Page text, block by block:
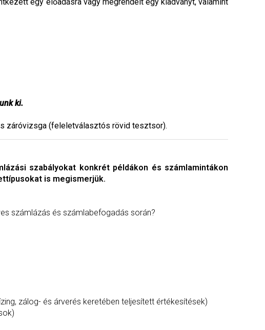
ki.
záróvizsga (feleletválasztós rövid tesztsor).
szabályokat konkrét példákon és számlamintákon
is megismerjük.
számlázás és számlabefogadás során?
zálog- és árverés keretében teljesített értékesítések)